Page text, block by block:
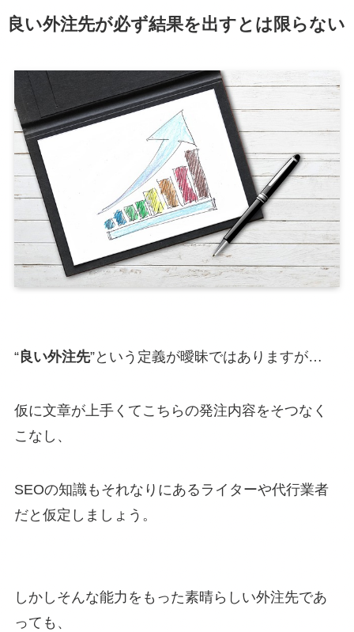
良い外注先が必ず結果を出すとは限らない
“良い外注先”という定義が曖昧ではありますが…
仮に文章が上手くてこちらの発注内容をそつなく
こなし、
SEOの知識もそれなりにあるライターや代行業者
だと仮定しましょう。
しかしそんな能力をもった素晴らしい外注先であ
っても、